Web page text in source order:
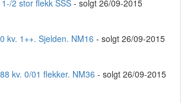
2 stor flekk SSS - solgt 26/09-2015
kv. 1++. Sjelden. NM16 - solgt 26/09-2015
kv. 0/01 flekker. NM36 - solgt 26/09-2015